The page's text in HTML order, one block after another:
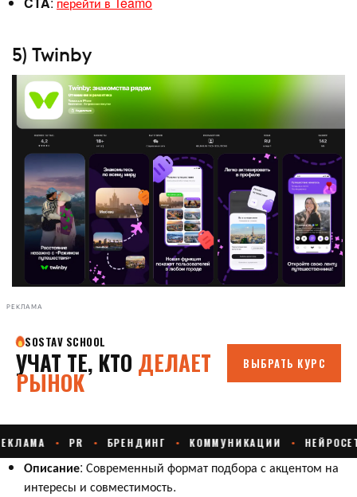
5) Twinby
РЕКЛАМА
Описание: Современный формат подбора с акцентом на
интересы и совместимость.